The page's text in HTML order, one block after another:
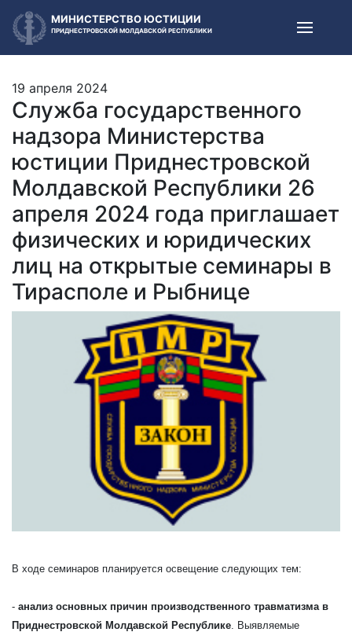
МИНИСТЕРСТВО ЮСТИЦИИ
ПРИДНЕСТРОВСКОЙ МОЛДАВСКОЙ РЕСПУБЛИКИ
19 апреля 2024
Служба государственного
надзора Министерства
юстиции Приднестровской
Молдавской Республики 26
апреля 2024 года приглашает
физических и юридических
лиц на открытые семинары в
Тирасполе и Рыбнице
В ходе семинаров планируется освещение следующих тем:
- анализ основных причин производственного травматизма в
Приднестровской Молдавской Республике. Выявляемые